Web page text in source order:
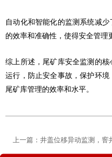
自动化和智能化的监测系统减
的效率和准确性，使得安全管理
综上所述，尾矿库安全监测的
运行，防止安全事故，保护环
尾矿库管理的效率和水平。
上一篇：​井盖位移异动监测，窨